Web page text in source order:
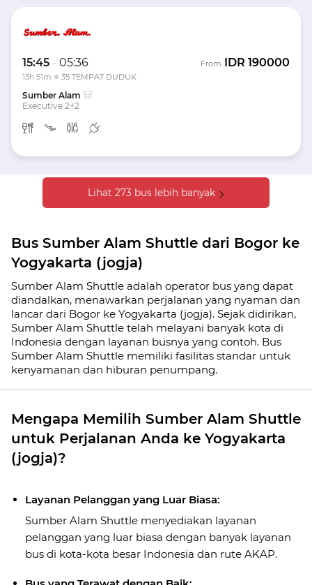
15:45 - 05:36
13h 51m 35 TEMPAT DUDUK
From IDR 190000
Sumber Alam
Executive 2+2
Lihat 273 bus lebih banyak
Bus Sumber Alam Shuttle dari Bogor ke
Yogyakarta (jogja)
Sumber Alam Shuttle adalah operator bus yang dapat
diandalkan, menawarkan perjalanan yang nyaman dan
lancar dari Bogor ke Yogyakarta (jogja). Sejak didirikan,
Sumber Alam Shuttle telah melayani banyak kota di
Indonesia dengan layanan busnya yang contoh. Bus
Sumber Alam Shuttle memiliki fasilitas standar untuk
kenyamanan dan hiburan penumpang.
Mengapa Memilih Sumber Alam Shuttle
untuk Perjalanan Anda ke Yogyakarta
(jogja)?
Layanan Pelanggan yang Luar Biasa:
Sumber Alam Shuttle menyediakan layanan
pelanggan yang luar biasa dengan banyak layanan
bus di kota-kota besar Indonesia dan rute AKAP.